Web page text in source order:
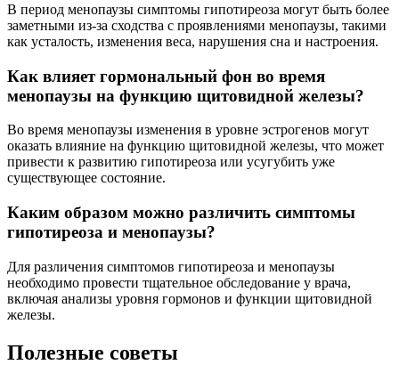
В период менопаузы симптомы гипотиреоза могут быть более
заметными из-за сходства с проявлениями менопаузы, такими
как усталость, изменения веса, нарушения сна и настроения.
Как влияет гормональный фон во время
менопаузы на функцию щитовидной железы?
Во время менопаузы изменения в уровне эстрогенов могут
оказать влияние на функцию щитовидной железы, что может
привести к развитию гипотиреоза или усугубить уже
существующее состояние.
Каким образом можно различить симптомы
гипотиреоза и менопаузы?
Для различения симптомов гипотиреоза и менопаузы
необходимо провести тщательное обследование у врача,
включая анализы уровня гормонов и функции щитовидной
железы.
Полезные советы